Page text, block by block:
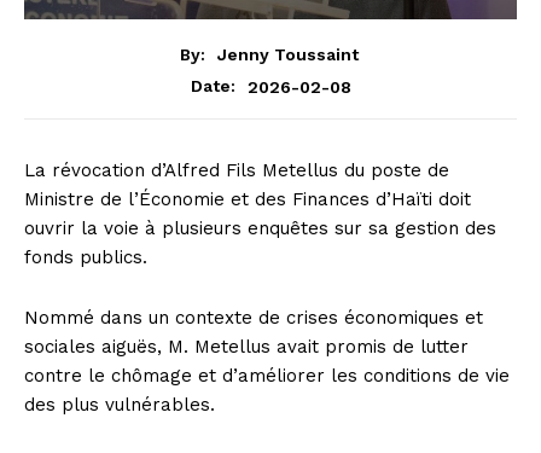
By:
Jenny Toussaint
Date:
2026-02-08
La révocation d’Alfred Fils Metellus du poste de
Ministre de l’Économie et des Finances d’Haïti doit
ouvrir la voie à plusieurs enquêtes sur sa gestion des
fonds publics.
Nommé dans un contexte de crises économiques et
sociales aiguës, M. Metellus avait promis de lutter
contre le chômage et d’améliorer les conditions de vie
des plus vulnérables.